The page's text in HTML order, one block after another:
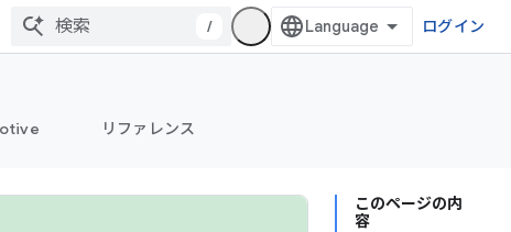
/ ログイン
リファレンス
このページの内
容